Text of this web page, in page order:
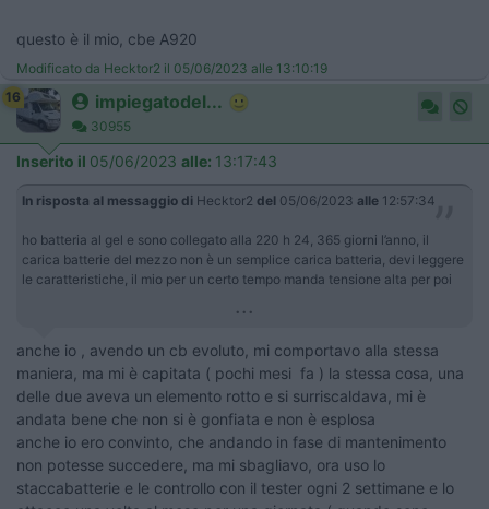
questo è il mio, cbe A920
Modificato da Hecktor2 il 05/06/2023 alle 13:10:19
16
impiegatodel...
30955
Inserito il 05/06/2023 alle: 13:17:43
In risposta al messaggio di Hecktor2 del 05/06/2023 alle 12:57:34
ho batteria al gel e sono collegato alla 220 h 24, 365 giorni l’anno, il
carica batterie del mezzo non è un semplice carica batteria, devi leggere
le caratteristiche, il mio per un certo tempo manda tensione alta per poi
...
anche io , avendo un cb evoluto, mi comportavo alla stessa
maniera, ma mi è capitata ( pochi mesi fa ) la stessa cosa, una
delle due aveva un elemento rotto e si surriscaldava, mi è
andata bene che non si è gonfiata e non è esplosa
anche io ero convinto, che andando in fase di mantenimento
non potesse succedere, ma mi sbagliavo, ora uso lo
staccabatterie e le controllo con il tester ogni 2 settimane e lo